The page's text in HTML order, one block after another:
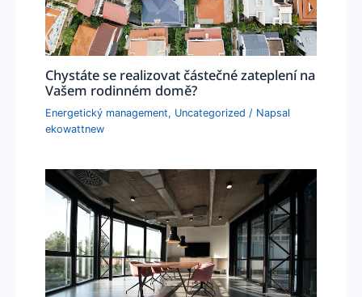
Chystáte se realizovat částečné zateplení na
Vašem rodinném domě?
Energetický management, Uncategorized / Napsal
ekowattnew